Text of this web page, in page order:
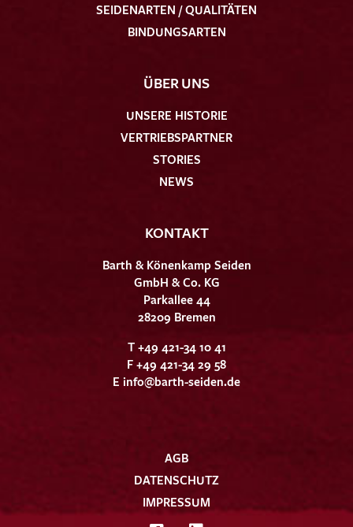
SEIDENARTEN / QUALITÄTEN
BINDUNGSARTEN
ÜBER UNS
UNSERE HISTORIE
VERTRIEBSPARTNER
STORIES
NEWS
KONTAKT
Barth & Könenkamp Seiden
GmbH & Co. KG
Parkallee 44
28209 Bremen
T +49 421-34 10 41
F +49 421-34 29 58
E info@barth-seiden.de
AGB
DATENSCHUTZ
IMPRESSUM